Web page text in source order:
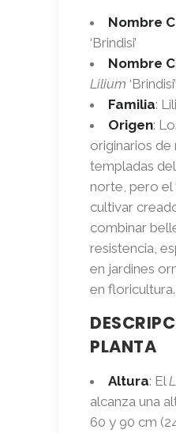
Nombre
‘Brindisi’
Nombre
Lilium ‘Brindisi’
Familia:
Origen:
originarios de
templadas
norte, pero el
cultivar
combinar
resistencia,
en jardines
en floricultura.
PLANTA
Altura: El
alcanza una
60 y 90 cm